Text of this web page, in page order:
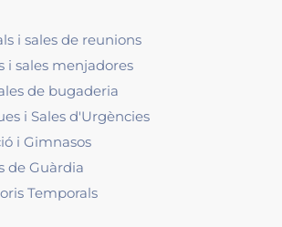
i sales de reunions
i sales menjadores
de bugaderia
i Sales d'Urgències
i Gimnasos
de Guàrdia
Temporals